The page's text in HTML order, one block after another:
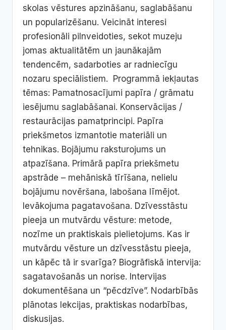
skolas vēstures apzināšanu, saglabāšanu
un popularizēšanu. Veicināt interesi
profesionāli pilnveidoties, sekot muzeju
jomas aktualitātēm un jaunākajām
tendencēm, sadarboties ar radniecīgu
nozaru speciālistiem. Programmā iekļautas
tēmas: Pamatnosacījumi papīra / grāmatu
iesējumu saglabāšanai. Konservācijas /
restaurācijas pamatprincipi. Papīra
priekšmetos izmantotie materiāli un
tehnikas. Bojājumu raksturojums un
atpazīšana. Primārā papīra priekšmetu
apstrāde – mehāniskā tīrīšana, nelielu
bojājumu novēršana, labošana līmējot.
Ievākojuma pagatavošana. Dzīvesstāstu
pieeja un mutvārdu vēsture: metode,
nozīme un praktiskais pielietojums. Kas ir
mutvārdu vēsture un dzīvesstāstu pieeja,
un kāpēc tā ir svarīga? Biogrāfiskā intervija:
sagatavošanās un norise. Intervijas
dokumentēšana un “pēcdzīve”. Nodarbībās
plānotas lekcijas, praktiskas nodarbības,
diskusijas.